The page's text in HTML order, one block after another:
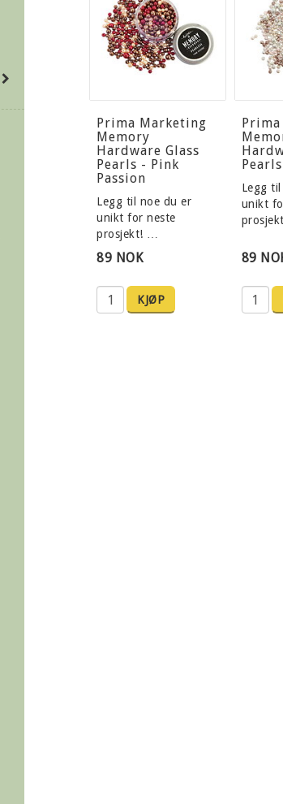
Prima Marketing
Memory
Hardware Glass
Pearls - Pink
Passion
Legg til noe du er
unikt for neste
prosjekt! …
89 NOK
KJØP
Legg
unikt
89